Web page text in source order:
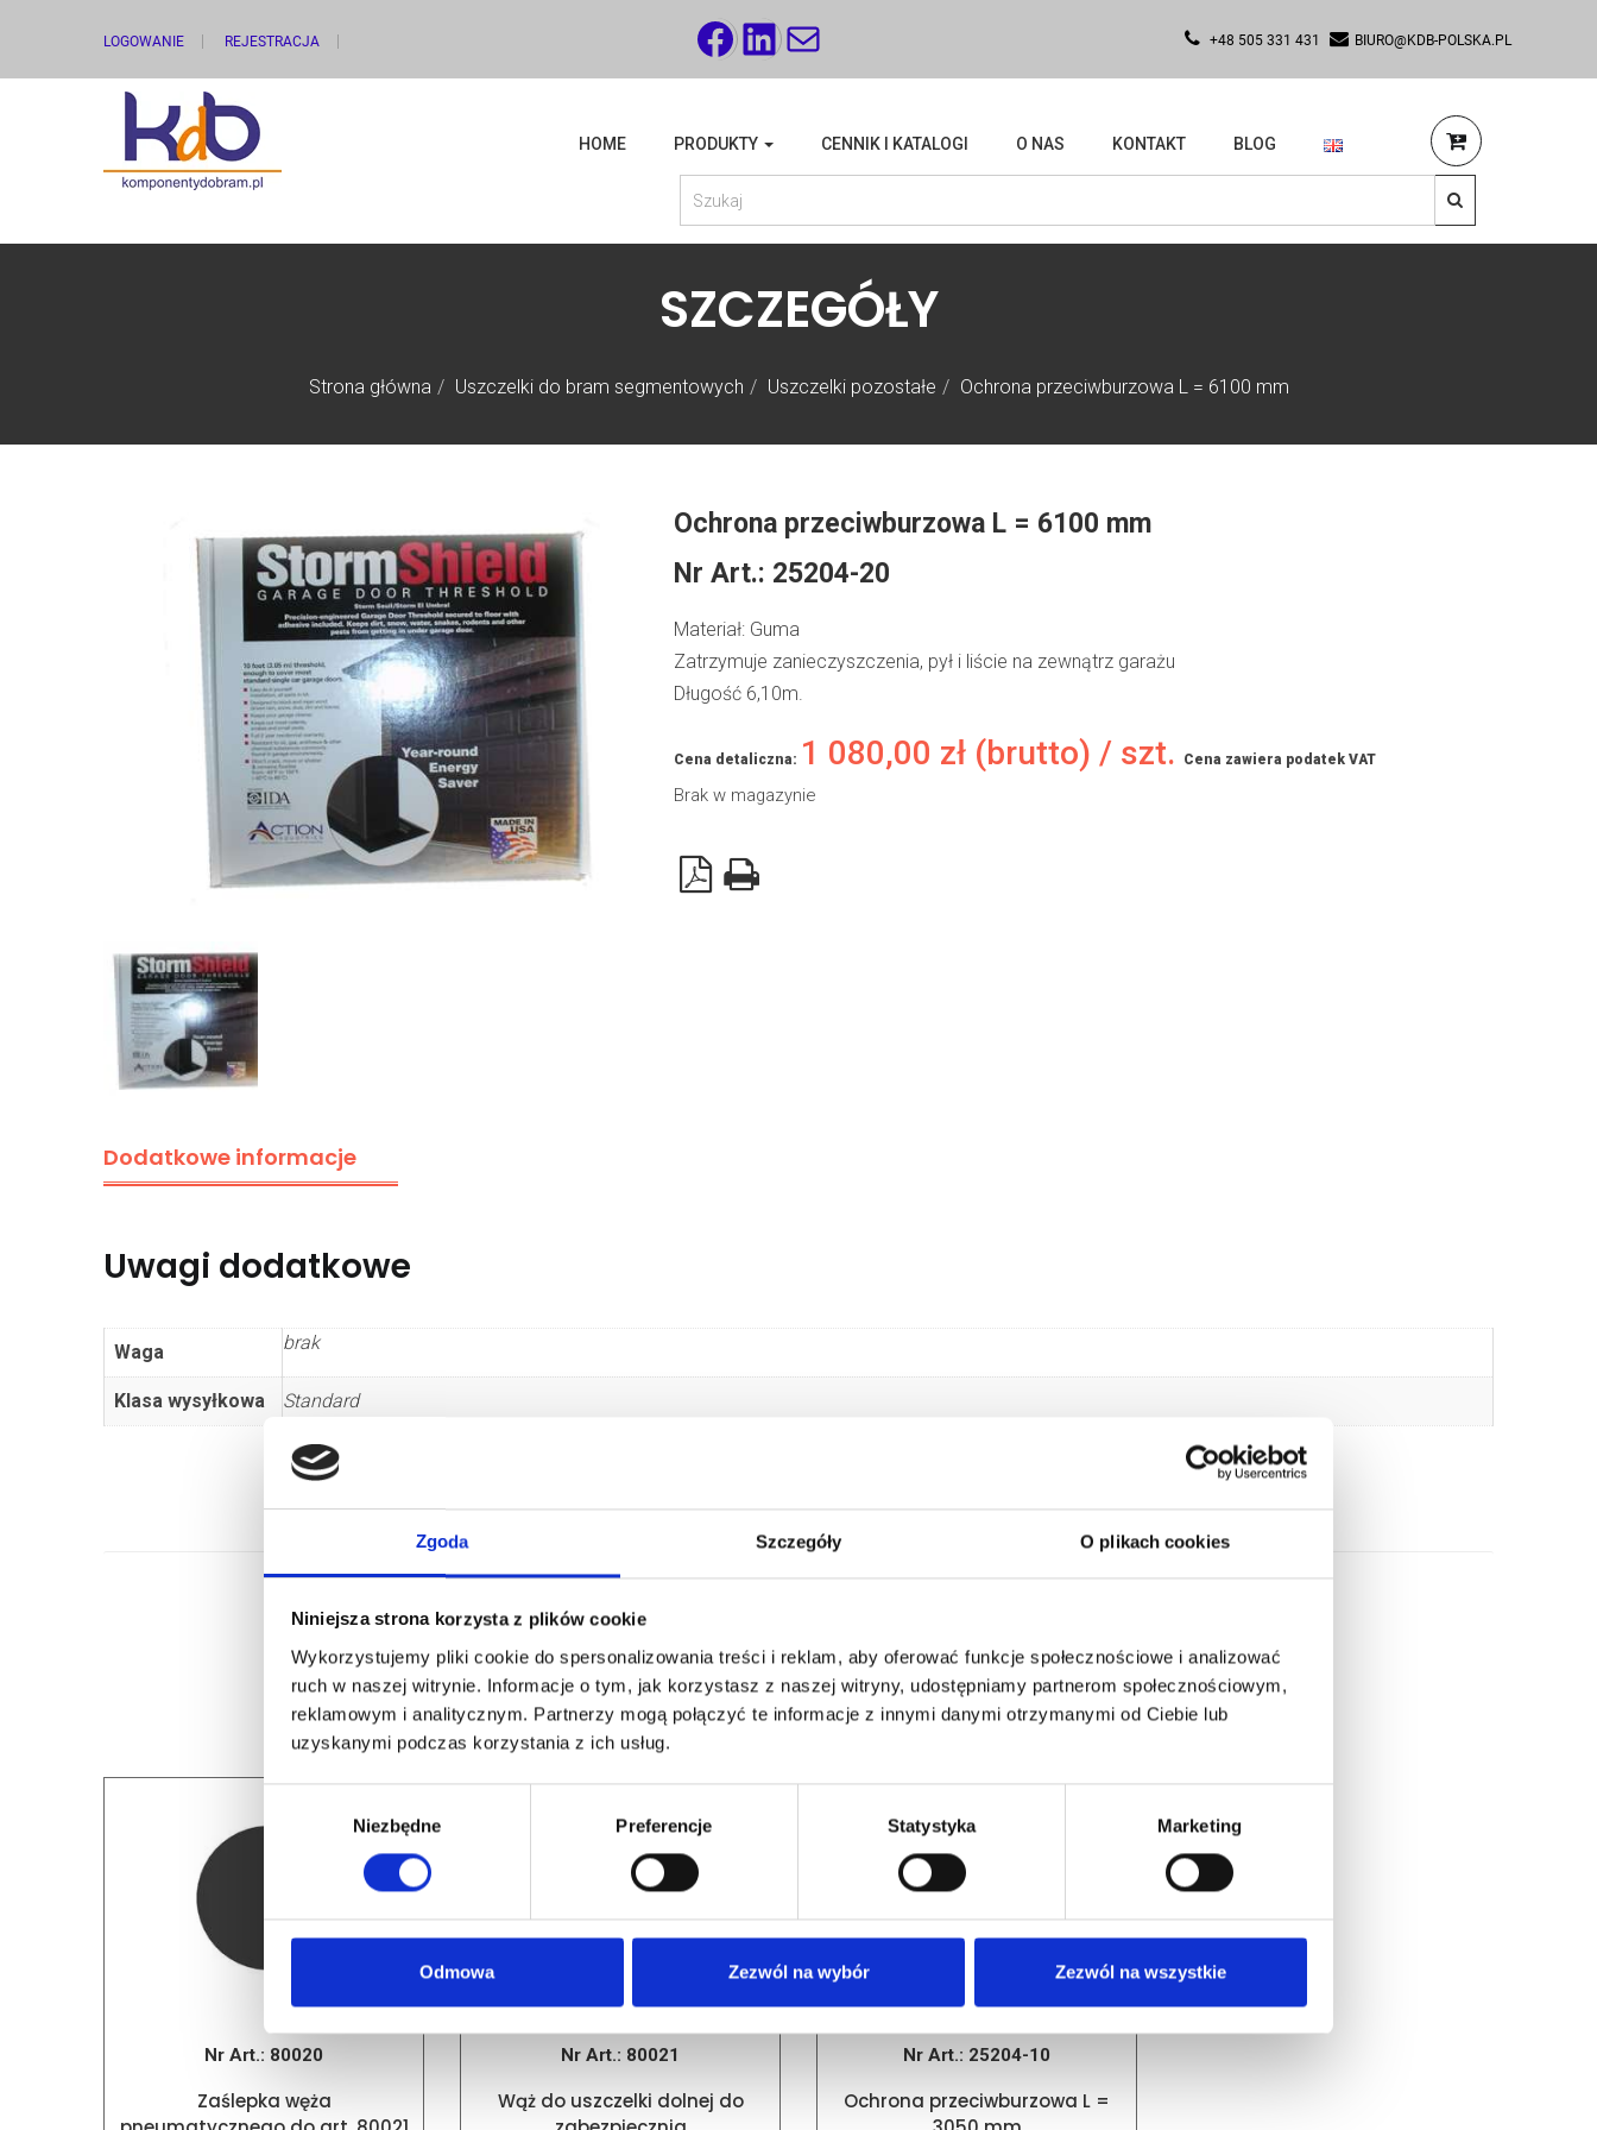
Zgoda Szczegóły O plikach cookies
Niniejsza strona korzysta z plików cookie
Wykorzystujemy pliki cookie do spersonalizowania treści i reklam, aby oferować funkcje społecznościowe i analizować
ruch w naszej witrynie. Informacje o tym, jak korzystasz z naszej witryny, udostępniamy partnerom społecznościowym,
reklamowym i analitycznym. Partnerzy mogą połączyć te informacje z innymi danymi otrzymanymi od Ciebie lub
uzyskanymi podczas korzystania z ich usług.
zgody
Niezbędne Preferencje Statystyka Marketing
Odmowa Zezwól na wybór Zezwól na wszystkie
LOGOWANIE REJESTRACJA FACEBOOK
LINKEDIN
MAIL +48 505 331 431 BIURO@KDB-POLSKA.PL
HOME PRODUKTY CENNIK I KATALOGI O NAS KONTAKT BLOG
Strona główna Uszczelki do bram segmentowych Uszczelki pozostałe Ochrona przeciwburzowa L = 6100 mm
SZCZEGÓŁY
Ochrona przeciwburzowa L = 6100 mm
Nr Art.: 25204-20
Materiał: Guma
Zatrzymuje zanieczyszczenia, pył i liście na zewnątrz garażu
Długość 6,10m.
Cena detaliczna: 1 080,00 zł (brutto) / szt. Cena zawiera podatek VAT
Brak w magazynie
Dodatkowe informacje
Uwagi dodatkowe
Waga brak
Klasa wysyłkowa Standard
PODOBNE PRODUKTY
Nr Art.: 80020
Zaślepka węża
Nr Art.: 80021
Wąż do uszczelki dolnej do
Nr Art.: 25204-10
Ochrona przeciwburzowa L =